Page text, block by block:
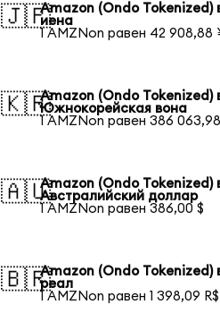
🇯🇵Amazon (Ondo Tokenized)
иена
1 AMZNon равен 42 908,88
🇰🇷Amazon (Ondo Tokenized)
Южнокорейская вона
1 AMZNon равен 386
🇦🇺Amazon (Ondo Tokenized)
Австралийский доллар
1 AMZNon равен 386,00 $
🇧🇷Amazon (Ondo Tokenized)
реал
1 AMZNon равен 1 398,09 R$